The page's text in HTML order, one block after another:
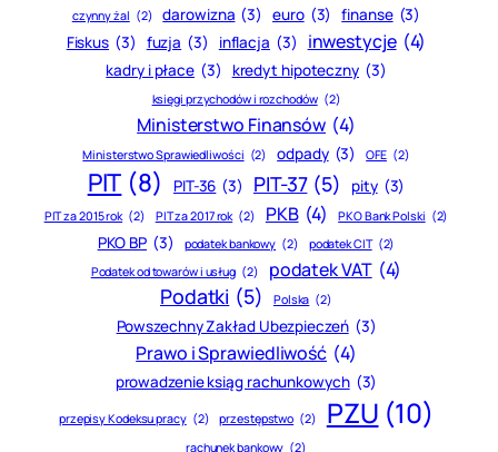
czynny żal (2) darowizna (3) euro (3) finanse (3)
Fiskus (3) fuzja (3) inflacja (3) inwestycje (4)
kadry i płace (3) kredyt hipoteczny (3)
księgi przychodów i rozchodów (2)
Ministerstwo Finansów (4)
Ministerstwo Sprawiedliwości (2) odpady (3) OFE (2)
PIT (8) PIT-36 (3) PIT-37 (5) pity (3)
PIT za 2015 rok (2) PIT za 2017 rok (2) PKB (4) PKO Bank Polski (2)
PKO BP (3) podatek bankowy (2) podatek CIT (2)
Podatek od towarów i usług (2) podatek VAT (4)
Podatki (5) Polska (2)
Powszechny Zakład Ubezpieczeń (3)
Prawo i Sprawiedliwość (4)
prowadzenie ksiąg rachunkowych (3)
przepisy Kodeksu pracy (2) przestępstwo (2) PZU (10)
rachunek bankowy (2)